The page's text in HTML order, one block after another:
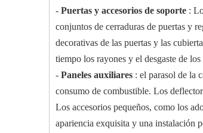
- Puertas y accesorios de soporte :
conjuntos de cerraduras de puertas y
decorativas de las puertas y las
tiempo los rayones y el desgaste de
- Paneles auxiliares : el parasol de la
consumo de combustible. Los
Los accesorios pequeños, como los
apariencia exquisita y una instalación